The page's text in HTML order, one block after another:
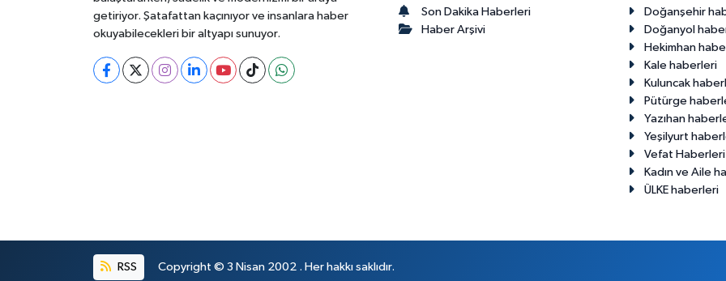
getiriyor. Şatafattan kaçınıyor ve insanlara haber
okuyabilecekleri bir altyapı sunuyor.
Son Dakika Haberleri
Haber Arşivi
Doğanşehir
Doğanyol
Hekimhan
Kale haberleri
Kuluncak
Pütürge
Yazıhan
Yeşilyurt
Vefat Haberleri
Kadın ve Aile
ÜLKE haberleri
RSS Copyright © 3 Nisan 2002 . Her hakkı saklıdır.